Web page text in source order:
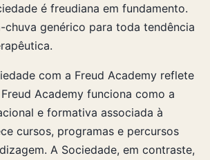
é freudiana em fundamento.
chuva genérico para toda tendência
com a Freud Academy reflete
Academy funciona como a
e formativa associada à
cursos, programas e percursos
A Sociedade, em contraste,